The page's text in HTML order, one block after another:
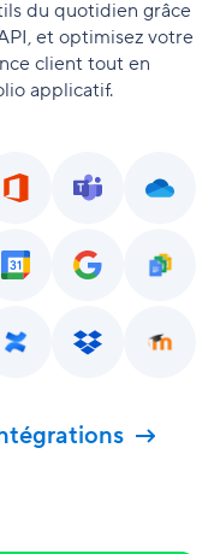
du quotidien grâce
et optimisez votre
client tout en
applicatif.